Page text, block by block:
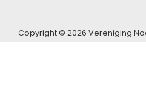
Copyright © 2026 Vereniging